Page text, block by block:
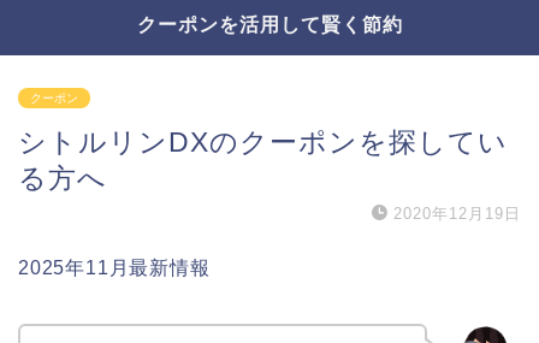
クーポンを活用して賢く節約
クーポン
シトルリンDXのクーポンを探してい
る方へ
2020年12月19日
2025年11月最新情報